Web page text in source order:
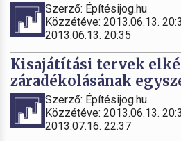
Szerző: Építésijog.hu
Közzétéve: 2013.06.13.
2013.06.13. 20:35
Kisajátítási tervek
záradékolásának
Szerző: Építésijog.hu
Közzétéve: 2013.06.13.
2013.07.16. 22:37